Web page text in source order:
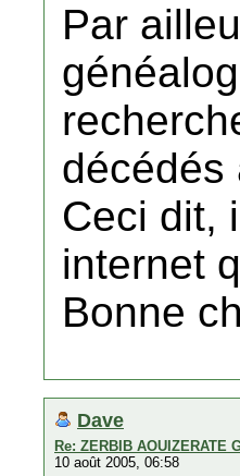
Par
décédés
Ceci dit,
internet
Bonne
Dave
Re: ZERBIB AOUIZERATE
10 août 2005, 06:58